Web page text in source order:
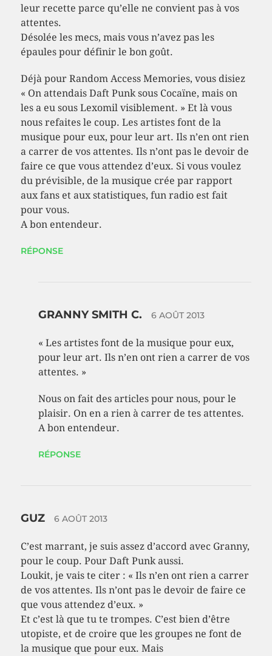
leur recette parce qu’elle ne convient pas à vos
attentes.
Désolée les mecs, mais vous n’avez pas les
épaules pour définir le bon goût.
Déjà pour Random Access Memories, vous disiez
« On attendais Daft Punk sous Cocaïne, mais on
les a eu sous Lexomil visiblement. » Et là vous
nous refaites le coup. Les artistes font de la
musique pour eux, pour leur art. Ils n’en ont rien
a carrer de vos attentes. Ils n’ont pas le devoir de
faire ce que vous attendez d’eux. Si vous voulez
du prévisible, de la musique crée par rapport
aux fans et aux statistiques, fun radio est fait
pour vous.
A bon entendeur.
RÉPONSE
GRANNY SMITH C. 6 AOÛT 2013
« Les artistes font de la musique pour eux,
pour leur art. Ils n’en ont rien a carrer de vos
attentes. »
Nous on fait des articles pour nous, pour le
plaisir. On en a rien à carrer de tes attentes.
A bon entendeur.
RÉPONSE
GUZ 6 AOÛT 2013
C’est marrant, je suis assez d’accord avec Granny,
pour le coup. Pour Daft Punk aussi.
Loukit, je vais te citer : « Ils n’en ont rien a carrer
de vos attentes. Ils n’ont pas le devoir de faire ce
que vous attendez d’eux. »
Et c’est là que tu te trompes. C’est bien d’être
utopiste, et de croire que les groupes ne font de
la musique que pour eux. Mais